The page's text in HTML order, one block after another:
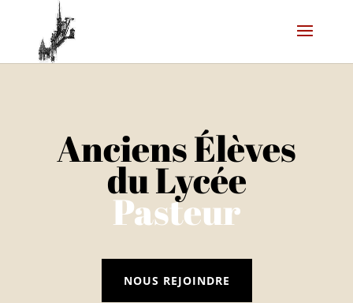
Anciens Élèves
du Lycée
Pasteur
NOUS REJOINDRE